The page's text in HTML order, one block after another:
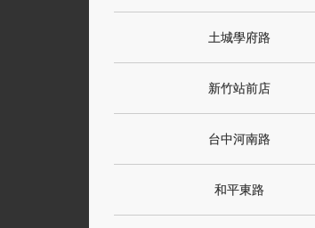
土城學府路
新竹站前店
台中河南路
和平東路